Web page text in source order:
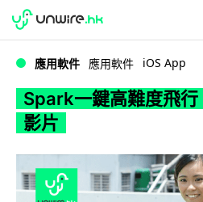
Spark一鍵高難度
WWDC 2026
應用軟件 應用軟件 iOS App
Spark一鍵高難度飛
影片